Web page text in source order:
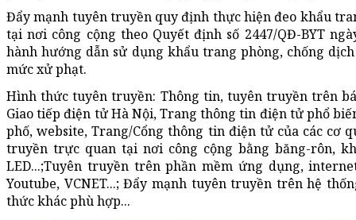
Đẩy mạnh tuyên truyền quy định thực hiện đeo khẩu
tại nơi công cộng theo Quyết định số 2447/QĐ-BYT
hành hướng dẫn sử dụng khẩu trang phòng, chống
mức xử phạt.
Hình thức tuyên truyền: Thông tin, tuyên truyền trên
Giao tiếp điện tử Hà Nội, Trang thông tin điện tử phổ
phố, website, Trang/Cổng thông tin điện tử của các cơ
truyền trực quan tại nơi công cộng bằng băng-rôn,
LED...;Tuyên truyền trên phần mềm ứng dụng,
Youtube, VCNET...; Đẩy mạnh tuyên truyền trên hệ
thức khác phù hợp...